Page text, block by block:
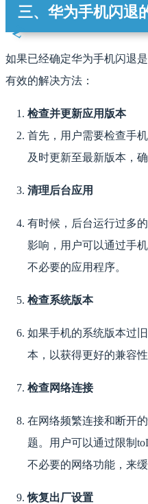
三、华为手机闪退
如果已经确定华为手机闪退
有效的解决方法：
检查并更新应用版本
首先，用户需要检查手
及时更新至最新版本，
清理后台应用
有时候，后台运行过多
影响，用户可以通过手
不必要的应用程序。
检查系统版本
如果手机的系统版本过
本，以获得更好的兼容性
检查网络连接
在网络频繁连接和断开
题。用户可以通过限制
不必要的网络功能，来缓
恢复出厂设置